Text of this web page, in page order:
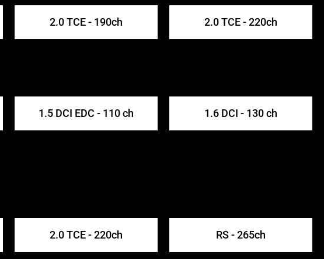
2.0 TCE - 190ch 2.0 TCE - 220ch
1.5 DCI EDC - 110 ch 1.6 DCI - 130 ch
2.0 TCE - 220ch RS - 265ch